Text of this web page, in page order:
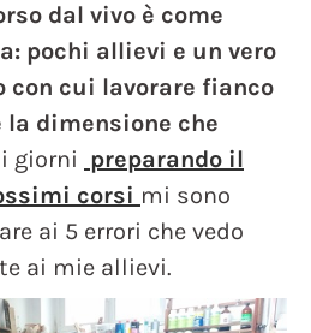
dal vivo è come
pochi allievi e un vero
cui lavorare fianco
la dimensione che
giorni preparando il
corsi mi sono
ai 5 errori che vedo
ai mie allievi.